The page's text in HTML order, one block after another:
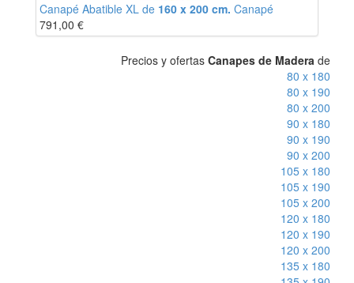
Canapé Abatible XL de 160 x 200 cm. Canapé
791,00 €
Precios y ofertas Canapes de Madera de
80 x 180
80 x 190
80 x 200
90 x 180
90 x 190
90 x 200
105 x 180
105 x 190
105 x 200
120 x 180
120 x 190
120 x 200
135 x 180